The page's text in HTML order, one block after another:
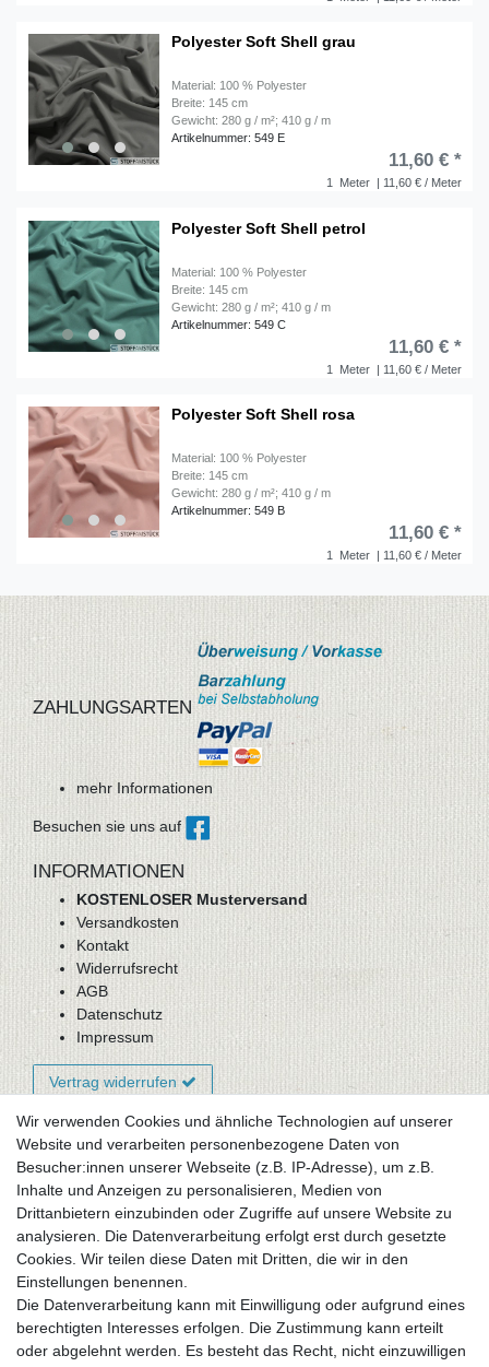
Polyester Soft Shell grau
Material: 100 % Polyester
Breite: 145 cm
Gewicht: 280 g / m²; 410 g / m
Artikelnummer: 549 E
1 Meter | 11,60 € / Meter
11,60 € *
Polyester Soft Shell petrol
Material: 100 % Polyester
Breite: 145 cm
Gewicht: 280 g / m²; 410 g / m
Artikelnummer: 549 C
1 Meter | 11,60 € / Meter
11,60 € *
Polyester Soft Shell rosa
Material: 100 % Polyester
Breite: 145 cm
Gewicht: 280 g / m²; 410 g / m
Artikelnummer: 549 B
1 Meter | 11,60 € / Meter
11,60 € *
ZAHLUNGSARTEN
mehr Informationen
Besuchen sie uns auf
INFORMATIONEN
KOSTENLOSER Musterversand
Versandkosten
Kontakt
Widerrufsrecht
AGB
Datenschutz
Impressum
Vertrag widerrufen
Newsletter-Anmeldung
FAQ / Fragen
Mein Warenkorb
Mein Merkzettel
Mein Konto
UNSER LADENGESCHÄFT
Gottlieb-Daimler-Str. 10
33334 Gütersloh
Wir verwenden Cookies und ähnliche Technologien auf unserer
Website und verarbeiten personenbezogene Daten von
Besucher:innen unserer Webseite (z.B. IP-Adresse), um z.B.
Inhalte und Anzeigen zu personalisieren, Medien von
Drittanbietern einzubinden oder Zugriffe auf unsere Website zu
analysieren. Die Datenverarbeitung erfolgt erst durch gesetzte
Cookies. Wir teilen diese Daten mit Dritten, die wir in den
Einstellungen benennen.
Die Datenverarbeitung kann mit Einwilligung oder aufgrund eines
berechtigten Interesses erfolgen. Die Zustimmung kann erteilt
oder abgelehnt werden. Es besteht das Recht, nicht einzuwilligen